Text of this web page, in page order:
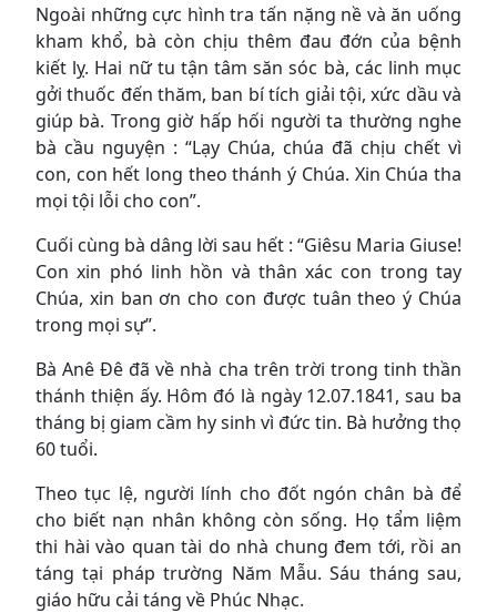
Ngoài những cực hình tra tấn nặng nề và ăn uống
kham khổ, bà còn chịu thêm đau đớn của bệnh
kiết lỵ. Hai nữ tu tận tâm săn sóc bà, các linh mục
gởi thuốc đến thăm, ban bí tích giải tội, xức dầu và
giúp bà. Trong giờ hấp hối người ta thường nghe
bà cầu nguyện : “Lạy Chúa, chúa đã chịu chết vì
con, con hết long theo thánh ý Chúa. Xin Chúa tha
mọi tội lỗi cho con”.
Cuối cùng bà dâng lời sau hết : “Giêsu Maria Giuse!
Con xin phó linh hồn và thân xác con trong tay
Chúa, xin ban ơn cho con được tuân theo ý Chúa
trong mọi sự”.
Bà Anê Đê đã về nhà cha trên trời trong tinh thần
thánh thiện ấy. Hôm đó là ngày 12.07.1841, sau ba
tháng bị giam cầm hy sinh vì đức tin. Bà hưởng thọ
60 tuổi.
Theo tục lệ, người lính cho đốt ngón chân bà để
cho biết nạn nhân không còn sống. Họ tẩm liệm
thi hài vào quan tài do nhà chung đem tới, rồi an
táng tại pháp trường Năm Mẫu. Sáu tháng sau,
giáo hữu cải táng về Phúc Nhạc.